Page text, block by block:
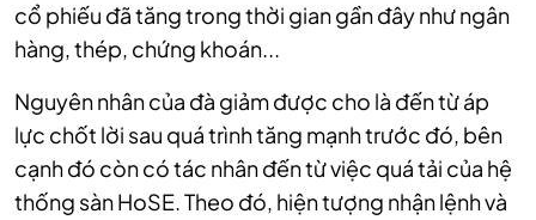
cổ phiếu đã tăng trong thời gian gần đây như ngân
hàng, thép, chứng khoán...
Nguyên nhân của đà giảm được cho là đến từ áp
lực chốt lời sau quá trình tăng mạnh trước đó, bên
cạnh đó còn có tác nhân đến từ việc quá tải của hệ
thống sàn HoSE. Theo đó, hiện tượng nhận lệnh và